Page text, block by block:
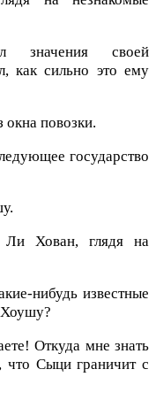
значения своей
как сильно это ему
окна повозки.
государство
Хован, глядя на
нибудь известные
Хоушу?
Откуда мне знать
Сыци граничит с